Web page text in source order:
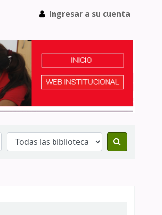
Ingresar a su cuenta